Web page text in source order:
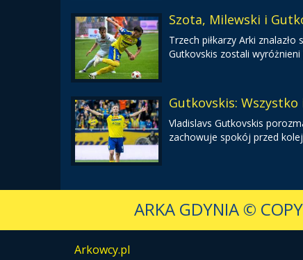
Szota, Milewski i
Trzech piłkarzy Arki
Gutkovskis zostali
Gutkovskis:
Vladislavs Gutkovskis
zachowuje spokój przed
ARKA GDYNIA©
Arkowcy.pl